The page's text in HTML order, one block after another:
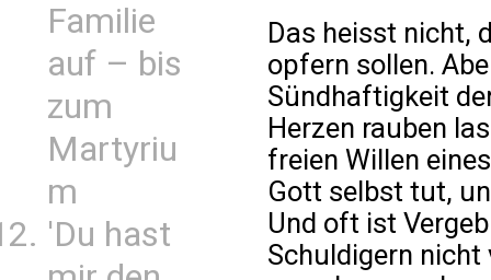
Familie
auf – bis
zum
Martyriu
m
'Du hast
Das heisst nicht,
opfern sollen.
Sündhaftigkeit
Herzen rauben
freien Willen
Gott selbst tut,
Und oft ist
Schuldigern nicht